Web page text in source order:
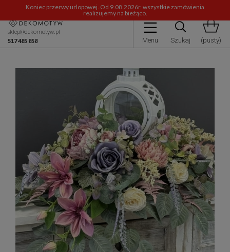
Koniec przerwy urlopowej. Od 9.08.2026r. wszystkie zamówienia
realizujemy na bieżąco.
Menu Szukaj (pusty)
sklep@dekomotyw.pl
517 485 858